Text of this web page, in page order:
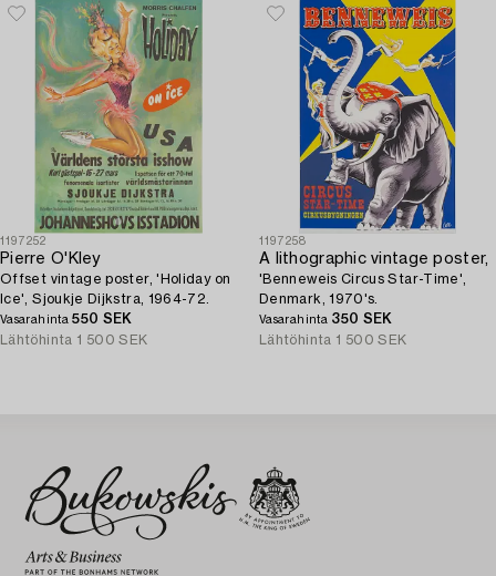
1197252
Pierre O'Kley
Offset vintage poster, 'Holiday on
Ice', Sjoukje Dijkstra, 1964-72.
Vasarahinta550 SEK
Lähtöhinta 1 500 SEK
1197258
A lithographic vintage poster,
'Benneweis Circus Star-Time',
Denmark, 1970's.
Vasarahinta 350 SEK
Lähtöhinta 1 500 SEK